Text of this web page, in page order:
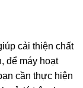
cải thiện chất
để máy hoạt
cần thực hiện